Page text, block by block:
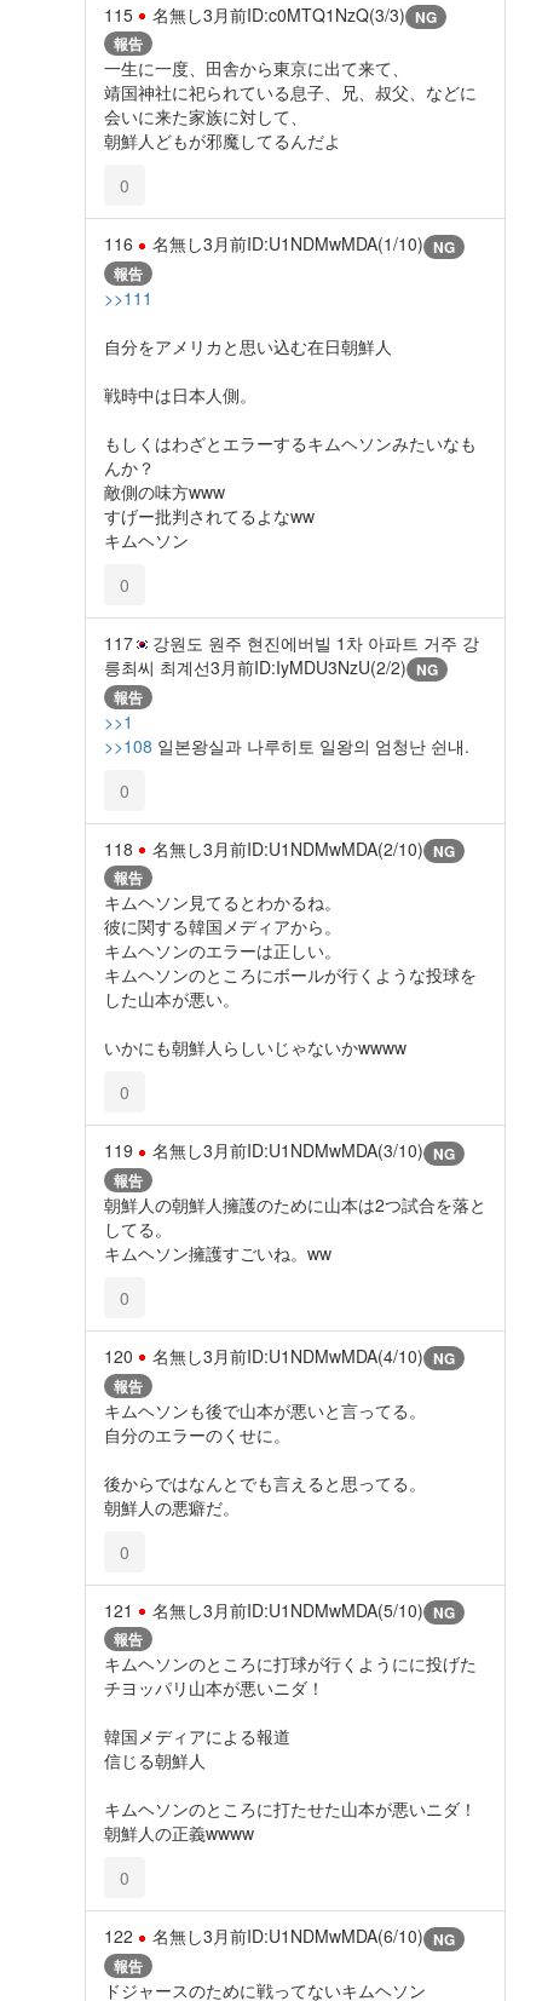
115 名無し3月前ID:c0MTQ1NzQ(3/3) NG
報告
一生に一度、田舎から東京に出て来て、
靖国神社に祀られている息子、兄、叔父、などに
会いに来た家族に対して、
朝鮮人どもが邪魔してるんだよ
0
116 名無し3月前ID:U1NDMwMDA(1/10) NG
報告
>>111
自分をアメリカと思い込む在日朝鮮人
戦時中は日本人側。
もしくはわざとエラーするキムヘソンみたいなも
んか？
敵側の味方www
すげー批判されてるよなww
キムヘソン
0
117
강원도 원주 현진에버빌 1차 아파트 거주 강
릉최씨 최계선3月前ID:IyMDU3NzU(2/2) NG
報告
>>1
>>108 일본왕실과 나루히토 일왕의 엄청난 쉰내.
0
118 名無し3月前ID:U1NDMwMDA(2/10) NG
報告
キムヘソン見てるとわかるね。
彼に関する韓国メディアから。
キムヘソンのエラーは正しい。
キムヘソンのところにボールが行くような投球を
した山本が悪い。
いかにも朝鮮人らしいじゃないかwwww
0
119 名無し3月前ID:U1NDMwMDA(3/10) NG
報告
朝鮮人の朝鮮人擁護のために山本は2つ試合を落と
してる。
キムヘソン擁護すごいね。ww
0
120 名無し3月前ID:U1NDMwMDA(4/10) NG
報告
キムヘソンも後で山本が悪いと言ってる。
自分のエラーのくせに。
後からではなんとでも言えると思ってる。
朝鮮人の悪癖だ。
0
121 名無し3月前ID:U1NDMwMDA(5/10) NG
報告
キムヘソンのところに打球が行くようにに投げた
チヨッパリ山本が悪いニダ！
韓国メディアによる報道
信じる朝鮮人
キムヘソンのところに打たせた山本が悪いニダ！
朝鮮人の正義wwww
0
122 名無し3月前ID:U1NDMwMDA(6/10) NG
報告
ドジャースのために戦ってないキムヘソン